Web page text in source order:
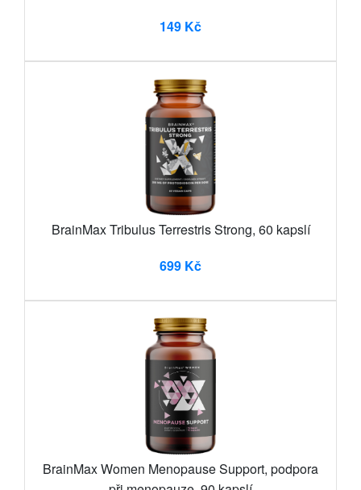
149 Kč
BrainMax Tribulus Terrestris Strong, 60 kapslí
699 Kč
BrainMax Women Menopause Support, podpora